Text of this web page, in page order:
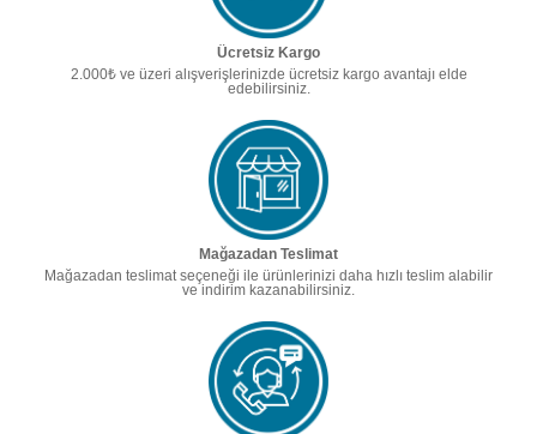
Ücretsiz Kargo
2.000₺ ve üzeri alışverişlerinizde ücretsiz kargo avantajı elde
edebilirsiniz.
Mağazadan Teslimat
Mağazadan teslimat seçeneği ile ürünlerinizi daha hızlı teslim alabilir
ve indirim kazanabilirsiniz.